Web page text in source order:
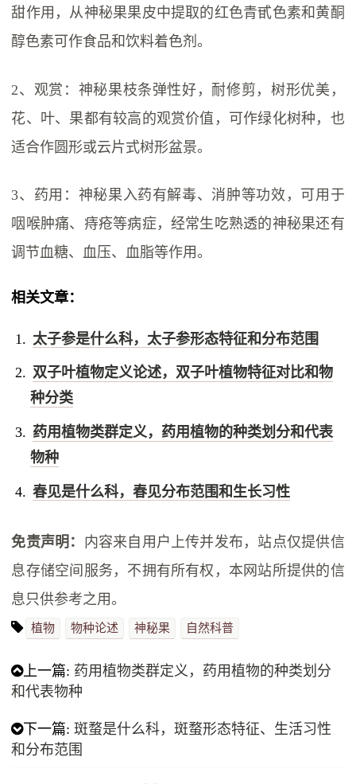
甜作用，从神秘果果皮中提取的红色青甙色素和黄酮
醇色素可作食品和饮料着色剂。
2、观赏：神秘果枝条弹性好，耐修剪，树形优美，
花、叶、果都有较高的观赏价值，可作绿化树种，也
适合作圆形或云片式树形盆景。
3、药用：神秘果入药有解毒、消肿等功效，可用于
咽喉肿痛、痔疮等病症，经常生吃熟透的神秘果还有
调节血糖、血压、血脂等作用。
相关文章：
太子参是什么科，太子参形态特征和分布范围
双子叶植物定义论述，双子叶植物特征对比和物
种分类
药用植物类群定义，药用植物的种类划分和代表
物种
春见是什么科，春见分布范围和生长习性
免责声明： 内容来自用户上传并发布，站点仅提供信
息存储空间服务，不拥有所有权，本网站所提供的信
息只供参考之用。
植物 物种论述 神秘果 自然科普
上一篇: 药用植物类群定义，药用植物的种类划分
和代表物种
下一篇:斑蝥是什么科，斑蝥形态特征、生活习性
和分布范围